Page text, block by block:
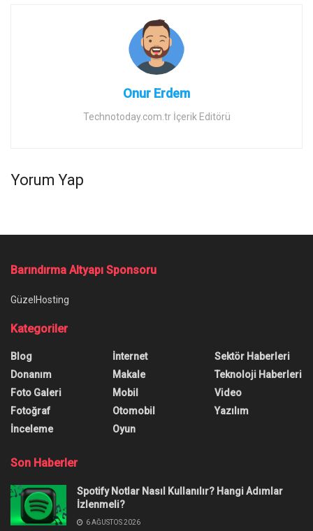
Onur Erdem
Technotoday.com.tr İçerik Editörü
Yorum Yap
Barındırma Altyapı Sponsoru
GüzelHosting
Kategoriler
Blog
Donanım
Foto Galeri
Fotoğraf
İnceleme
İnternet
Makale
Mobil
Otomobil
Oyun
Sektör Haberleri
Teknoloji Haberleri
Video
Yazılım
Son Haberler
Spotify Notlar Nasıl Kullanılır? Hangi Adımlar
İzlenmeli?
6 AĞUSTOS 2026